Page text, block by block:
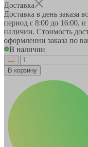
Доставка
Доставка в день заказа
период с 8:00 до 16:00, и
наличии. Стоимость
оформлении заказа по
В наличии
В корзину